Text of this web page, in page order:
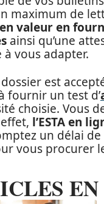
maximum de
valeur en
ainsi qu’une
à vous adapter.
est
fournir un test d’
choisie. Vous
l’ESTA en
un délai
vous procurer